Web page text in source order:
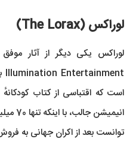
لوراکس (The Lorax)
لوراکس یکی دیگر از آثار
است که اقتباسی از کتاب
توانست بعد از اکران جهانی به فروش 348.8 میلیون دلاری